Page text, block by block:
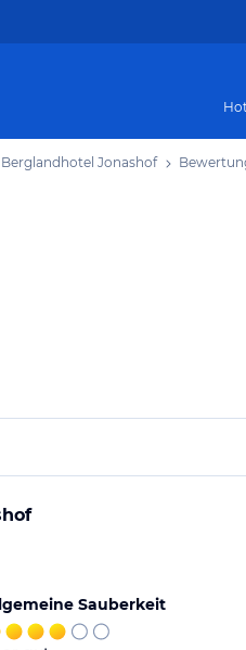
Berglandhotel Jonashof
Sauberkeit